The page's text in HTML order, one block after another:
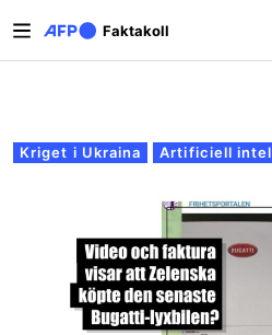
Faktakoll
Primära flikar
Kriget i Ukraina Artificiell